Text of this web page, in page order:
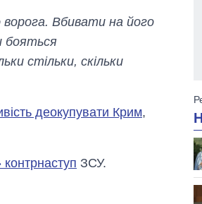
Вбивати на його
бояться
стільки, скільки
деокупувати Крим,
ЗСУ.
вирощували в